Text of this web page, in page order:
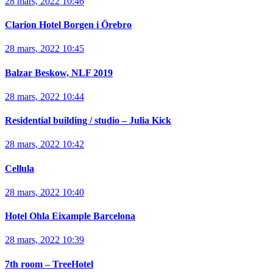
Clarion Hotel Borgen i Örebro
28 mars, 2022 10:45
Balzar Beskow, NLF 2019
28 mars, 2022 10:44
Residential building / studio – Julia Kick
28 mars, 2022 10:42
Cellula
28 mars, 2022 10:40
Hotel Ohla Eixample Barcelona
28 mars, 2022 10:39
7th room – TreeHotel